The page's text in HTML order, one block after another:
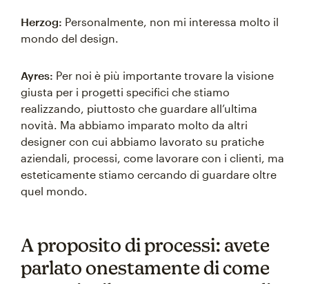
Herzog: Personalmente, non mi interessa molto il
mondo del design.
Ayres: Per noi è più importante trovare la visione
giusta per i progetti specifici che stiamo
realizzando, piuttosto che guardare all’ultima
novità. Ma abbiamo imparato molto da altri
designer con cui abbiamo lavorato su pratiche
aziendali, processi, come lavorare con i clienti, ma
esteticamente stiamo cercando di guardare oltre
quel mondo.
A proposito di processi: avete
parlato onestamente di come